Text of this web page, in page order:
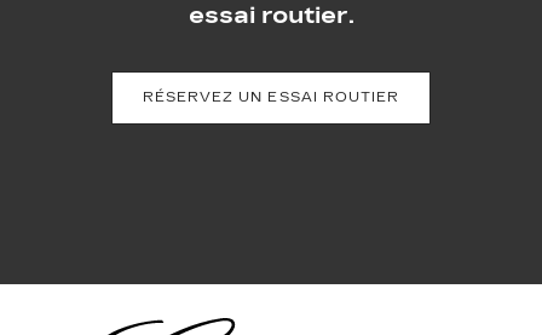
essai routier.
RÉSERVEZ UN ESSAI ROUTIER